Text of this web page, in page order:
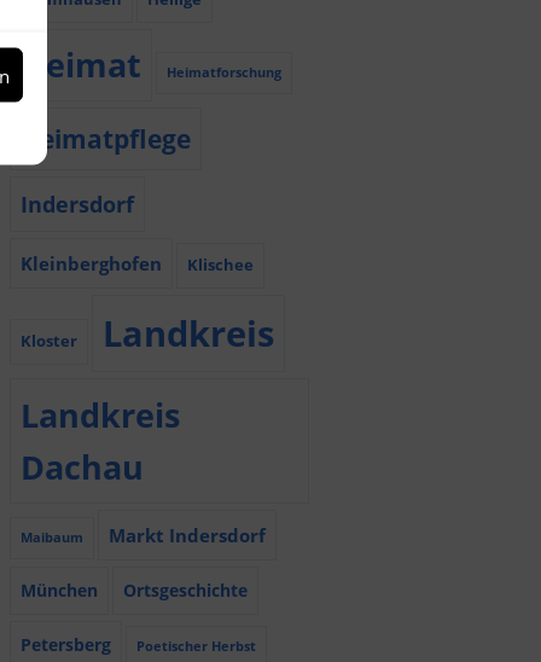
Heimat Heimatforschung
Heimatpflege
Indersdorf
Kleinberghofen Klischee
Kloster Landkreis
Landkreis
Dachau
Maibaum Markt Indersdorf
München Ortsgeschichte
Petersberg Poetischer Herbst